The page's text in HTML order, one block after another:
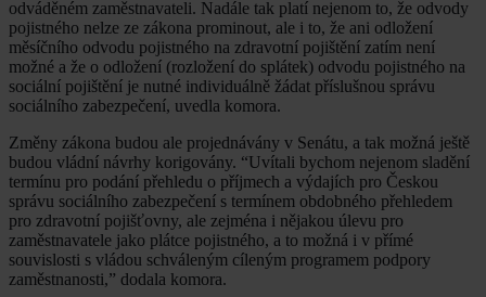
odváděném zaměstnavateli. Nadále tak platí nejenom to, že odvody
pojistného nelze ze zákona prominout, ale i to, že ani odložení
měsíčního odvodu pojistného na zdravotní pojištění zatím není
možné a že o odložení (rozložení do splátek) odvodu pojistného na
sociální pojištění je nutné individuálně žádat příslušnou správu
sociálního zabezpečení, uvedla komora.
Změny zákona budou ale projednávány v Senátu, a tak možná ještě
budou vládní návrhy korigovány. “Uvítali bychom nejenom sladění
termínu pro podání přehledu o příjmech a výdajích pro Českou
správu sociálního zabezpečení s termínem obdobného přehledem
pro zdravotní pojišťovny, ale zejména i nějakou úlevu pro
zaměstnavatele jako plátce pojistného, a to možná i v přímé
souvislosti s vládou schváleným cíleným programem podpory
zaměstnanosti,” dodala komora.